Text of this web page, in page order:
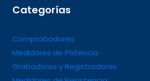
Categorías
Comprobadores
Medidores de Potencia
Grabadores y Registradores